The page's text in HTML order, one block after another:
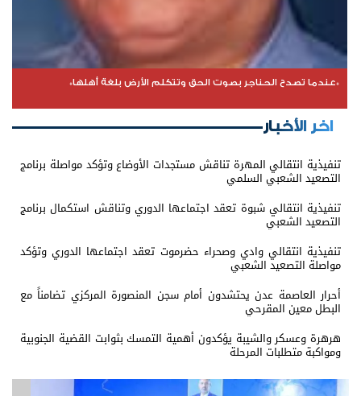
*عندما تصدح الحناجر بصوت الحق وتتكلم الأرض بلغة أهلها*
اخر الأخبار
تنفيذية انتقالي المهرة تناقش مستجدات الأوضاع وتؤكد مواصلة برنامج
التصعيد الشعبي السلمي
تنفيذية انتقالي شبوة تعقد اجتماعها الدوري وتناقش استكمال برنامج
التصعيد الشعبي
تنفيذية انتقالي وادي وصحراء حضرموت تعقد اجتماعها الدوري وتؤكد
مواصلة التصعيد الشعبي
أحرار العاصمة عدن يحتشدون أمام سجن المنصورة المركزي تضامناً مع
البطل معين المقرحي
هرهرة وعسكر والشيبة يؤكدون أهمية التمسك بثوابت القضية الجنوبية
ومواكبة متطلبات المرحلة